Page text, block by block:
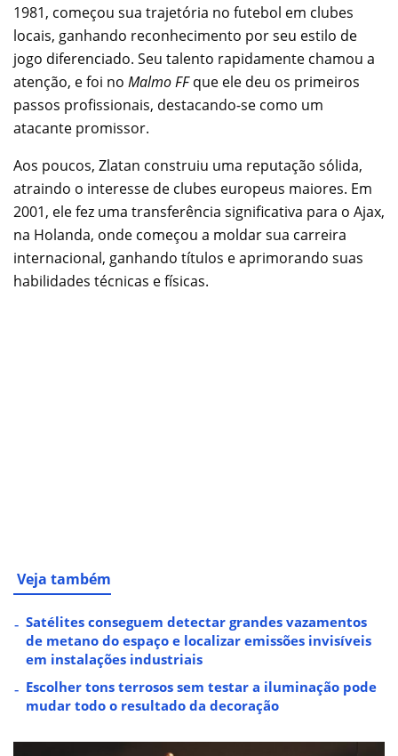
1981, começou sua trajetória no futebol em clubes
locais, ganhando reconhecimento por seu estilo de
jogo diferenciado. Seu talento rapidamente chamou a
atenção, e foi no Malmo FFque ele deu os primeiros
passos profissionais, destacando-se como um
atacante promissor.
Aos poucos, Zlatan construiu uma reputação sólida,
atraindo o interesse de clubes europeus maiores. Em
2001, ele fez uma transferência significativa para o Ajax,
na Holanda, onde começou a moldar sua carreira
internacional, ganhando títulos e aprimorando suas
habilidades técnicas e físicas.
Veja também
Satélites conseguem detectar grandes vazamentos
de metano do espaço e localizar emissões invisíveis
em instalações industriais
Escolher tons terrosos sem testar a iluminação pode
mudar todo o resultado da decoração